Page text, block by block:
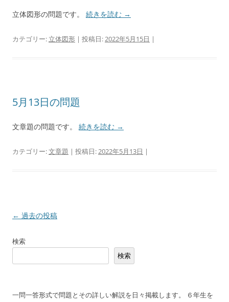
立体図形の問題です。 続きを読む →
カテゴリー: 立体図形 | 投稿日:2022年5月15日 |
5月13日の問題
文章題の問題です。 続きを読む →
カテゴリー:文章題 | 投稿日:2022年5月13日 |
投
ナ
← 過去の投稿
検索
検索
一問一答形式で問題とその詳しい解説を日々掲載します。 ６年生を